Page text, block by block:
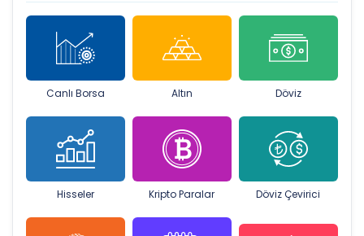
Canlı Borsa Altın Döviz
Hisseler Kripto Paralar Döviz Çevirici